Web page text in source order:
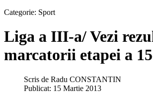
Categorie: Sport
Liga a III-a/ Vezi
marcatorii etapei a
Scris de Radu CONSTANTIN
Publicat: 15 Martie 2013